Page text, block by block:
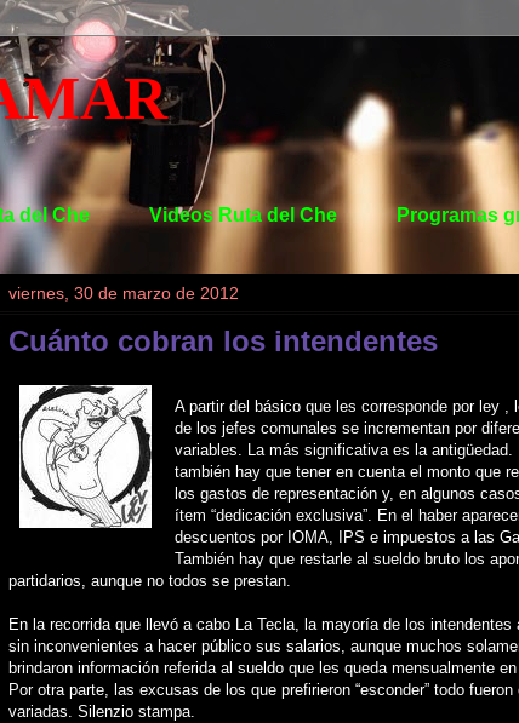
del Che Videos Ruta del Che Programas
viernes, 30 de marzo de 2012
Cuánto cobran los intendentes
A partir del básico que les corresponde por ley ,
de los jefes comunales se incrementan por
variables. La más significativa es la antigüedad.
también hay que tener en cuenta el monto que
los gastos de representación y, en algunos
ítem “dedicación exclusiva”. En el haber
descuentos por IOMA, IPS e impuestos a las
También hay que restarle al sueldo bruto los
partidarios, aunque no todos se prestan.
En la recorrida que llevó a cabo La Tecla, la mayoría de los intendentes
sin inconvenientes a hacer público sus salarios, aunque muchos
brindaron información referida al sueldo que les queda mensualmente
Por otra parte, las excusas de los que prefirieron “esconder” todo fueron
variadas. Silenzio stampa.